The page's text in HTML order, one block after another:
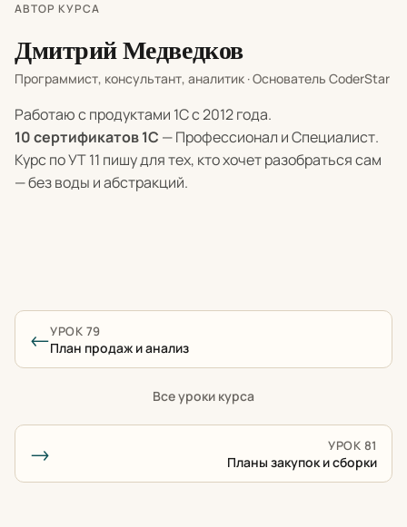
АВТОР КУРСА
Дмитрий Медведков
Программист, консультант, аналитик · Основатель CoderStar
Работаю с продуктами 1С с 2012 года.
10 сертификатов 1С — Профессионал и Специалист.
Курс по УТ 11 пишу для тех, кто хочет разобраться сам
— без воды и абстракций.
←УРОК 79
План продаж и анализ
Все уроки курса
УРОК 81
Планы закупок и сборки
→